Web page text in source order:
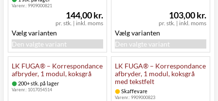
Varenr.:9909000821
pr. stk. | inkl. moms
144,00 kr.
Vælg varianten
Den valgte variant
pr. stk. | inkl. moms
103,00 kr.
Vælg varianten
Den valgte variant
LK FUGA® – Korrespondance
afbryder, 1 modul, koksgrå
200+ stk. på lager
Varenr.: 1017054514
LK FUGA® – Korrespondance
afbryder, 1 modul, koksgrå
med tekstfelt
Skaffevare
Varenr.:9909000823